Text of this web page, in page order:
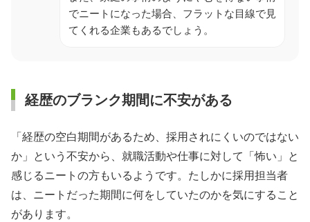
でニートになった場合、フラットな目線で見
てくれる企業もあるでしょう。
経歴のブランク期間に不安がある
「経歴の空白期間があるため、採用されにくいのではない
か」という不安から、就職活動や仕事に対して「怖い」と
感じるニートの方もいるようです。たしかに採用担当者
は、ニートだった期間に何をしていたのかを気にすること
があります。